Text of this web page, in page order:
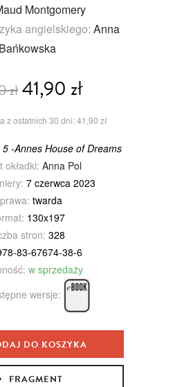
Montgomery
angielskiego: Anna
Bańkowska
zł41,90 zł
z ostatnich 30 dni: 41,90 zł
5 -Annes House of Dreams
okładki: Anna Pol
7 czerwca 2023
twarda
130x197
stron: 328
83-67674-38-6
w sprzedaży
wersje:
DO KOSZYKA
FRAGMENT